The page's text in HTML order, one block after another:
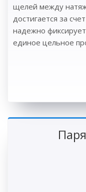
щелей между
достигается за
надежно
единое цельное